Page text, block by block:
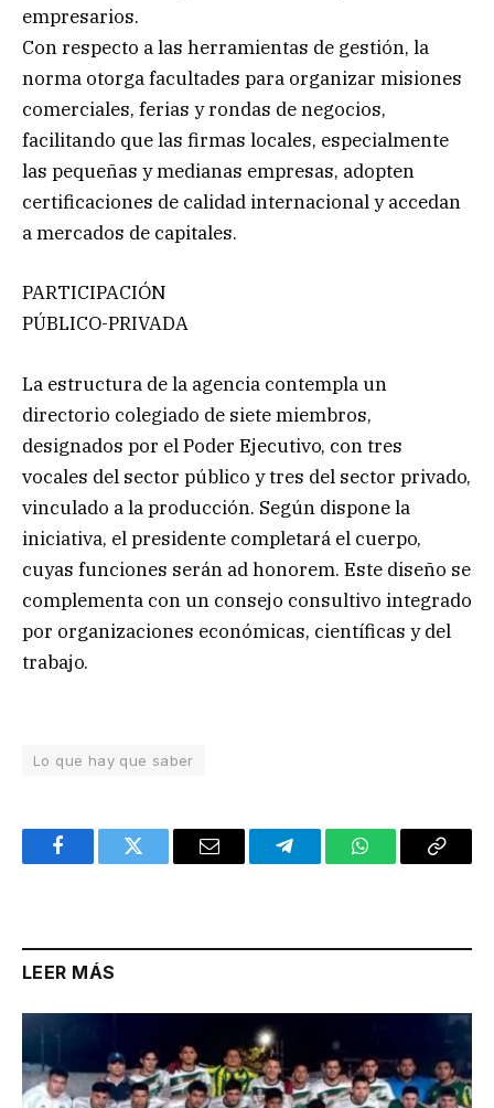
empresarios.
Con respecto a las herramientas de gestión, la
norma otorga facultades para organizar misiones
comerciales, ferias y rondas de negocios,
facilitando que las firmas locales, especialmente
las pequeñas y medianas empresas, adopten
certificaciones de calidad internacional y accedan
a mercados de capitales.
PARTICIPACIÓN
PÚBLICO-PRIVADA
La estructura de la agencia contempla un
directorio colegiado de siete miembros,
designados por el Poder Ejecutivo, con tres
vocales del sector público y tres del sector privado,
vinculado a la producción. Según dispone la
iniciativa, el presidente completará el cuerpo,
cuyas funciones serán ad honorem. Este diseño se
complementa con un consejo consultivo integrado
por organizaciones económicas, científicas y del
trabajo.
Lo que hay que saber
FacebookTwitter Email TelegramWhatsAppCopy
LEER MÁS